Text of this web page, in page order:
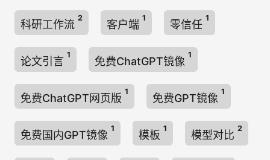
科研工作流
2
客户端
1
零信任
1
论文引言
1
免费ChatGPT镜像
1
免费ChatGPT网页版
1
免费GPT镜像
1
免费国内GPT镜像
1
模板
1
模型对比
2